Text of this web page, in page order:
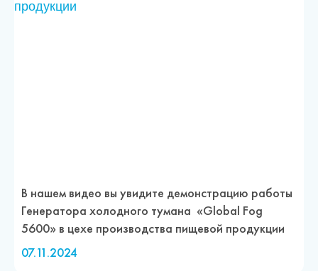
В нашем видео вы увидите демонстрацию работы
Генератора холодного тумана «Global Fog
5600» в цехе производства пищевой продукции
07.11.2024